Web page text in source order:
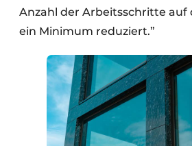
Anzahl der Arbeitsschritte auf
ein Minimum reduziert.”